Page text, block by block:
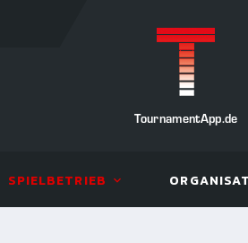
TournamentApp.de
SPIELBETRIEB